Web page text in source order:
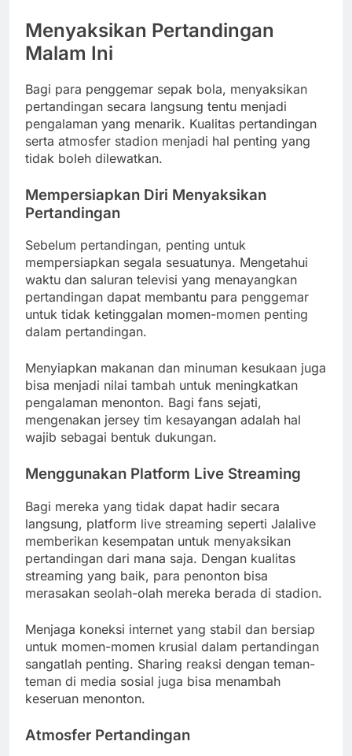
Menyaksikan Pertandingan
Malam Ini
Bagi para penggemar sepak bola, menyaksikan
pertandingan secara langsung tentu menjadi
pengalaman yang menarik. Kualitas pertandingan
serta atmosfer stadion menjadi hal penting yang
tidak boleh dilewatkan.
Mempersiapkan Diri Menyaksikan
Pertandingan
Sebelum pertandingan, penting untuk
mempersiapkan segala sesuatunya. Mengetahui
waktu dan saluran televisi yang menayangkan
pertandingan dapat membantu para penggemar
untuk tidak ketinggalan momen-momen penting
dalam pertandingan.
Menyiapkan makanan dan minuman kesukaan juga
bisa menjadi nilai tambah untuk meningkatkan
pengalaman menonton. Bagi fans sejati,
mengenakan jersey tim kesayangan adalah hal
wajib sebagai bentuk dukungan.
Menggunakan Platform Live Streaming
Bagi mereka yang tidak dapat hadir secara
langsung, platform live streaming seperti Jalalive
memberikan kesempatan untuk menyaksikan
pertandingan dari mana saja. Dengan kualitas
streaming yang baik, para penonton bisa
merasakan seolah-olah mereka berada di stadion.
Menjaga koneksi internet yang stabil dan bersiap
untuk momen-momen krusial dalam pertandingan
sangatlah penting. Sharing reaksi dengan teman-
teman di media sosial juga bisa menambah
keseruan menonton.
Atmosfer Pertandingan